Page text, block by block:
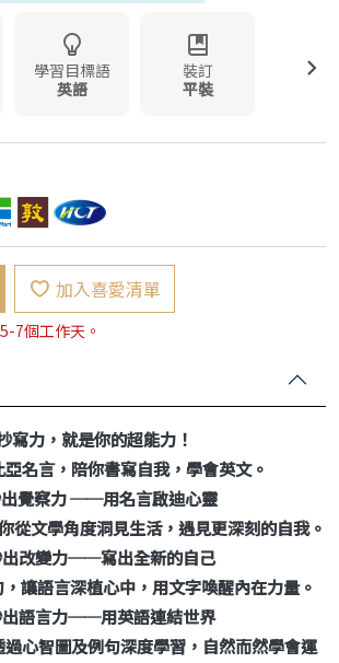
學習目標語
英語
裝訂
平裝
加入喜愛清單
7個工作天。
寫力，就是你的超能力！
名言，陪你書寫自我，學會英文。
覺察力 ──用名言啟迪心靈
從文學角度洞見生活，遇見更深刻的自我。
出改變力──寫出全新的自己
讓語言深植心中，用文字喚醒內在力量。
出語言力──用英語連結世界
心智圖及例句深度學習，自然而然學會運